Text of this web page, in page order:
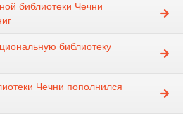
библиотеки Чечни
библиотеку
Чечни пополнился